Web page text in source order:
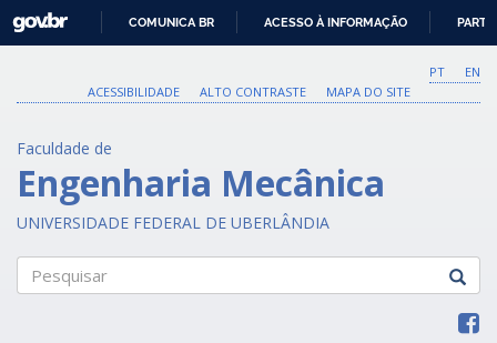
O
CONTEÚDO
GOVBR
COMUNICA BR ACESSO À INFORMAÇÃO
PT
EN
ACESSIBILIDADE
ALTO CONTRASTE MAPA DO SITE
Faculdade de
Engenharia Mecânica
UNIVERSIDADE FEDERAL DE UBERLÂNDIA